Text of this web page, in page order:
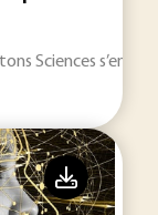
Sciences